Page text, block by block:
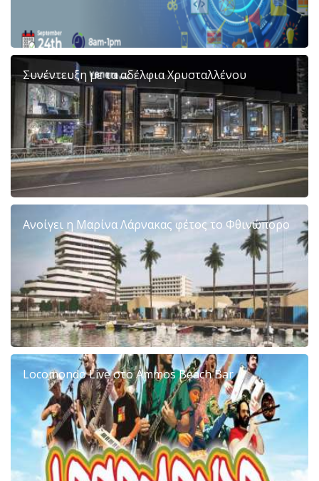
Συνέντευξη με τα αδέλφια Χρυσταλλένου
Ανοίγει η Μαρίνα Λάρνακας φέτος το Φθινώπορο
Locomondo Live στο Ammos Beach Bar